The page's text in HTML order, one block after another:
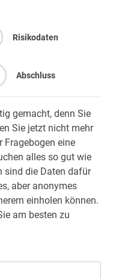
Risikodaten
Abschluss
gemacht, denn Sie
Sie jetzt nicht mehr
Fragebogen eine
alles so gut wie
sind die Daten dafür
aber anonymes
einholen können.
am besten zu